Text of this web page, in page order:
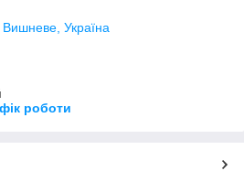
Вишневе, Україна
роботи